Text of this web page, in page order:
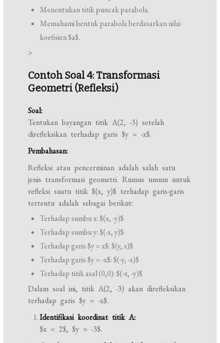
Menentukan titik puncak parabola.
Memahami bentuk parabola berdasarkan nilai
koefisien $a$.
>
Contoh Soal 4: Transformasi
Geometri (Refleksi)
Soal:
Tentukan bayangan titik A(2, -3) setelah
direfleksikan terhadap garis $y = -x$.
Pembahasan:
Refleksi atau pencerminan adalah salah satu
jenis transformasi geometri. Rumus umum untuk
refleksi suatu titik $(x, y)$ terhadap garis-garis
tertentu adalah sebagai berikut:
Terhadap sumbu x: $(x, -y)$
Terhadap sumbu y: $(-x, y)$
Terhadap garis $y = x$: $(y, x)$
Terhadap garis $y = -x$: $(-y, -x)$
Terhadap titik asal (0,0): $(-x, -y)$
Dalam soal ini, titik A(2, -3) akan direfleksikan
terhadap garis $y = -x$.
Identifikasi koordinat titik A:
$x = 2$, $y = -3$.